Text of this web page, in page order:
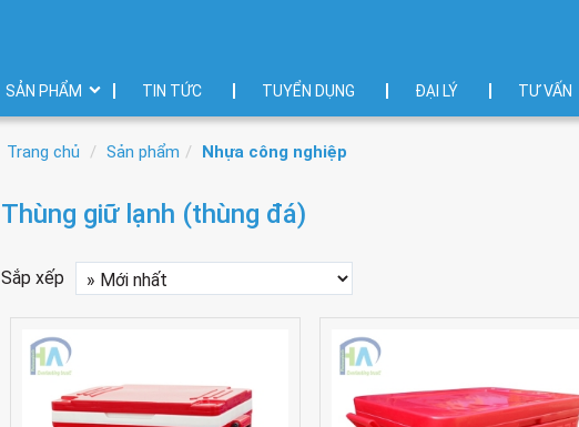
SẢN PHẨM TIN TỨC TUYỂN DỤNG ĐẠI LÝ TƯ VẤN
Trang chủ Sản phẩm Nhựa công nghiệp
Thùng giữ lạnh (thùng đá)
Sắp xếp